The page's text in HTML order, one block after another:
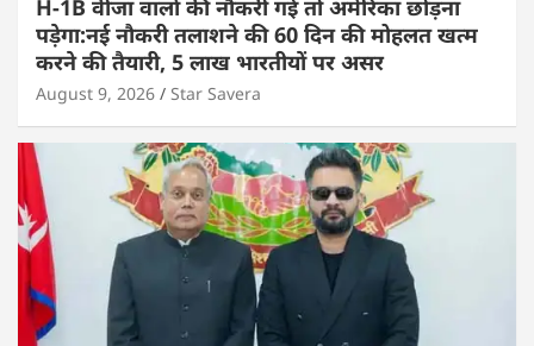
H-1B वीजा वालों की नौकरी गई तो अमेरिका छोड़ना
पड़ेगा:नई नौकरी तलाशने की 60 दिन की मोहलत खत्म
करने की तैयारी, 5 लाख भारतीयों पर असर
August 9, 2026 Star Savera